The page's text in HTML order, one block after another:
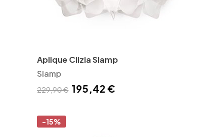
Aplique Clizia Slamp
Slamp
229,90 € 195,42 €
-15%